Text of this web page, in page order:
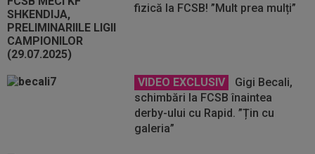
fizică la FCSB! ”Mult prea mulți”
VIDEO EXCLUSIV
Gigi Becali,
schimbări la FCSB înaintea
derby-ului cu Rapid. ”Țin cu
galeria”